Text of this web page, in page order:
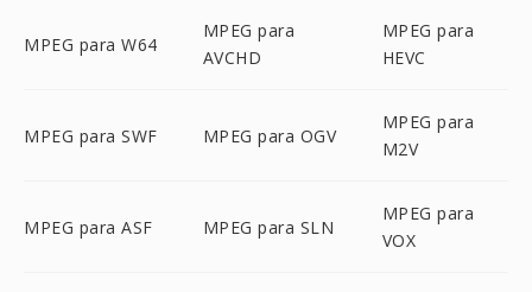
MPEG para W64
MPEG para
AVCHD
MPEG para
HEVC
MPEG para SWF MPEG para OGV
MPEG para
M2V
MPEG para ASF MPEG para SLN
MPEG para
VOX